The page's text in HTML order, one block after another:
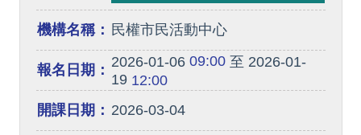
機構名稱： 民權市民活動中心
報名日期： 2026-01-0609:00至 2026-01-
1912:00
開課日期： 2026-03-04